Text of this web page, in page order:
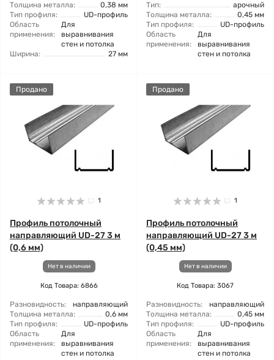
Толщина металла:
0,38 мм
Тип профиля:
UD-профиль
Область
применения:
Для
выравнивания
стен и потолка
Ширина:
27 мм
Тип:
арочный
Толщина металла:
0,45 мм
Тип профиля:
UD-профиль
Область
применения:
Для
выравнивания
стен и потолка
Продано
1
Профиль потолочный
направляющий UD-27 3 м
(0,6 мм)
Нет в наличии
Код Товара: 6866
Разновидность:
направляющий
Толщина металла:
0,6 мм
Тип профиля:
UD-профиль
Область
применения:
Для
выравнивания
стен и потолка
Продано
1
Профиль потолочный
направляющий UD-27 3 м
(0,45 мм)
Нет в наличии
Код Товара: 3067
Разновидность:
направляющий
Толщина металла:
0,45 мм
Тип профиля:
UD-профиль
Область
применения:
Для
выравнивания
стен и потолка